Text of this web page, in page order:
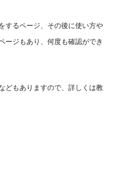
するページ、その後に使い方や
ージもあり、何度も確認ができ
どもありますので、詳しくは教